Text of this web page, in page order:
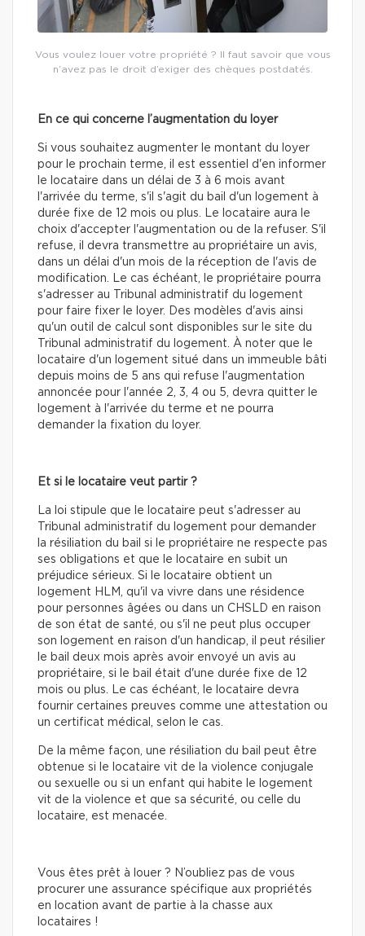
Vous voulez louer votre propriété ? Il faut savoir que vous
n’avez pas le droit d’exiger des chèques postdatés.
En ce qui concerne l’augmentation du loyer
Si vous souhaitez augmenter le montant du loyer
pour le prochain terme, il est essentiel d'en informer
le locataire dans un délai de 3 à 6 mois avant
l'arrivée du terme, s'il s'agit du bail d'un logement à
durée fixe de 12 mois ou plus. Le locataire aura le
choix d'accepter l'augmentation ou de la refuser. S'il
refuse, il devra transmettre au propriétaire un avis,
dans un délai d'un mois de la réception de l'avis de
modification. Le cas échéant, le propriétaire pourra
s'adresser au Tribunal administratif du logement
pour faire fixer le loyer. Des modèles d'avis ainsi
qu'un outil de calcul sont disponibles sur le site du
Tribunal administratif du logement. À noter que le
locataire d'un logement situé dans un immeuble bâti
depuis moins de 5 ans qui refuse l'augmentation
annoncée pour l'année 2, 3, 4 ou 5, devra quitter le
logement à l'arrivée du terme et ne pourra
demander la fixation du loyer.
Et si le locataire veut partir ?
La loi stipule que le locataire peut s'adresser au
Tribunal administratif du logement pour demander
la résiliation du bail si le propriétaire ne respecte pas
ses obligations et que le locataire en subit un
préjudice sérieux. Si le locataire obtient un
logement HLM, qu'il va vivre dans une résidence
pour personnes âgées ou dans un CHSLD en raison
de son état de santé, ou s'il ne peut plus occuper
son logement en raison d'un handicap, il peut résilier
le bail deux mois après avoir envoyé un avis au
propriétaire, si le bail était d'une durée fixe de 12
mois ou plus. Le cas échéant, le locataire devra
fournir certaines preuves comme une attestation ou
un certificat médical, selon le cas.
De la même façon, une résiliation du bail peut être
obtenue si le locataire vit de la violence conjugale
ou sexuelle ou si un enfant qui habite le logement
vit de la violence et que sa sécurité, ou celle du
locataire, est menacée.
Vous êtes prêt à louer ? N’oubliez pas de vous
procurer une assurance spécifique aux propriétés
en location avant de partie à la chasse aux
locataires !